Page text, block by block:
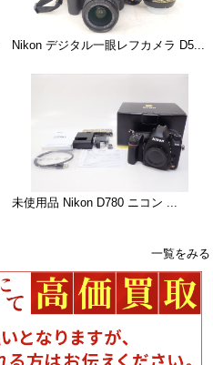
Nikon デジタル一眼レフカメラ D5...
未使用品 Nikon D780 ニコン ...
一覧をみる